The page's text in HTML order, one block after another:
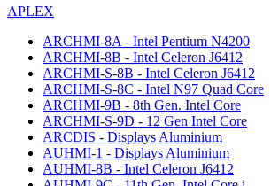
APLEX
ARCHMI-8A - Intel Pentium N4200
ARCHMI-8B - Intel Celeron J6412
ARCHMI-S-8B - Intel Celeron J6412
ARCHMI-S-8C - Intel N97 Quad Core
ARCHMI-9B - 8th Gen. Intel Core
ARCHMI-S-9D - 12 Gen Intel Core
ARCDIS - Displays Aluminium
AUHMI-1 - Displays Aluminium
AUHMI-8B - Intel Celeron J6412